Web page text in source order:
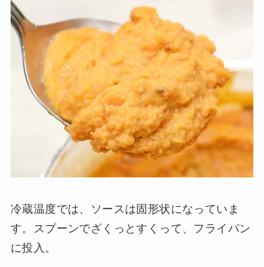
冷蔵温度では、ソースは固形状になっていま
す。スプーンでざくっとすくって、フライパン
に投入。